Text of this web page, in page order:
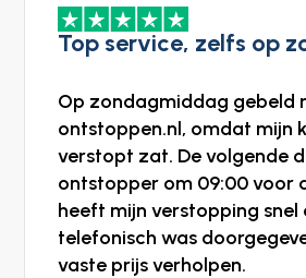
Top service, zelfs op
Op zondagmiddag gebeld
ontstoppen.nl, omdat mijn
verstopt zat. De volgende
ontstopper om 09:00 voor
heeft mijn verstopping snel
telefonisch was
vaste prijs verholpen.